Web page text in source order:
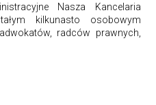
Nasza Kancelaria
kilkunasto osobowym
radców prawnych,